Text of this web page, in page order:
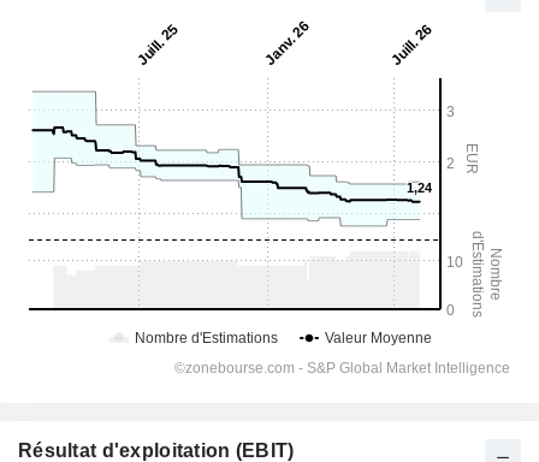
Résultat d'exploitation (EBIT)